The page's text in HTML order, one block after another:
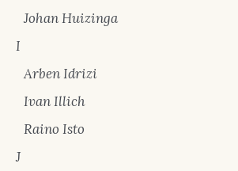
Johan Huizinga
I
Arben Idrizi
Ivan Illich
Raino Isto
J